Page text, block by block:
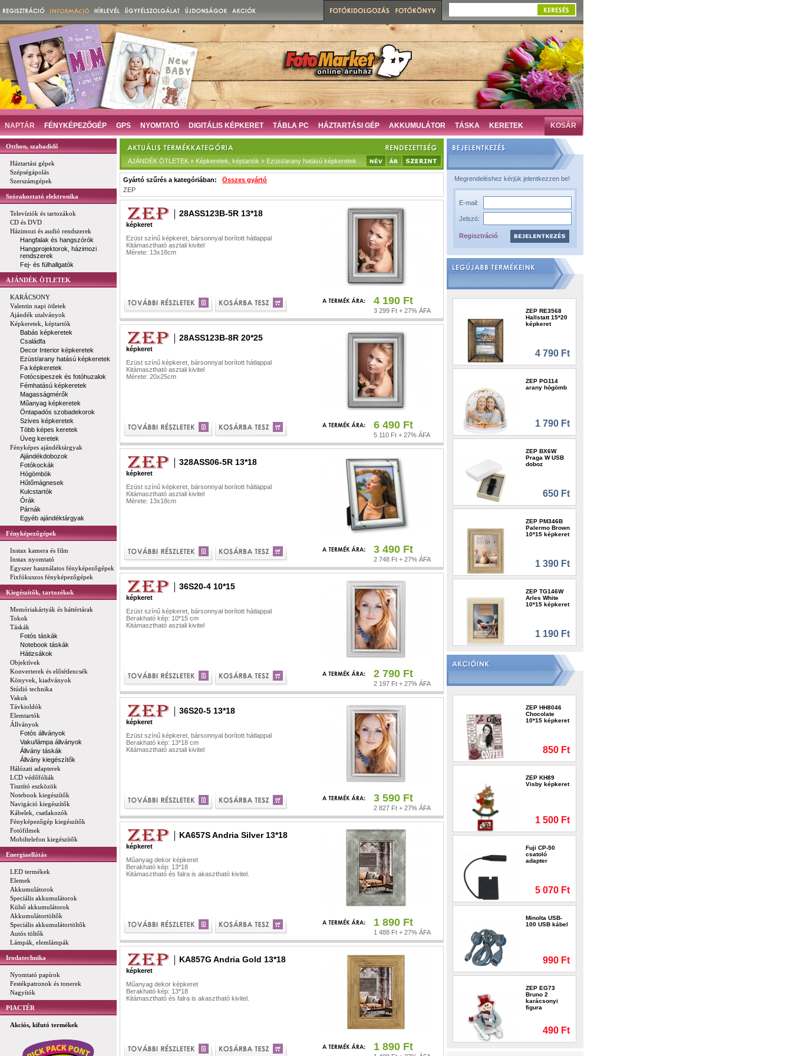
NAPTÁR FÉNYKÉPEZŐGÉP GPS NYOMTATÓ DIGITÁLIS KÉPKERET TÁBLA PC HÁZTARTÁSI GÉP AKKUMULÁTOR TÁSKA KERETEK KOSÁR
Otthon, szabadidő
Háztartási gépek
Szépségápolás
Szerszámgépek
Szórakoztató elektronika
Televíziók és tartozákok
CD és DVD
Házimozi és audió rendszerek
Hangfalak és hangszórók
Hangprojektorok, házimozi
rendszerek
Fej- és fülhallgatók
AJÁNDÉK ÖTLETEK
KARÁCSONY
Valentin napi ötletek
Ajándék utalványok
Képkeretek, képtartók
Babás képkeretek
Családfa
Decor Interior képkeretek
Ezüst/arany hatású képkeretek
Fa képkeretek
Fotócsipeszek és fotóhuzalok
Fémhatású képkeretek
Magasságmérők
Műanyag képkeretek
Öntapadós szobadekorok
Szives képkeretek
Több képes keretek
Üveg keretek
Fényképes ajándéktárgyak
Ajándékdobozok
Fotókockák
Hógömbök
Hűtőmágnesek
Kulcstartók
Órák
Párnák
Egyéb ajándéktárgyak
Fényképezőgépek
Instax kamera és film
Instax nyomtató
Egyszer használatos fényképezőgépek
Fixfókuszos fényképezőgépek
Kiegészítők, tartozékok
Memóriakártyák és háttértárak
Tokok
Táskák
Fotós táskák
Notebook táskák
Hátizsákok
Objektívek
Konverterek és előtétlencsék
Könyvek, kiadványok
Stúdió technika
Vakuk
Távkioldók
Elemtartók
Állványok
Fotós állványok
Vaku/lámpa állványok
Állvány táskák
Állvány kiegészítők
Hálózati adapterek
LCD védőfóliák
Tisztító eszközök
Notebook kiegészítők
Navigáció kiegészítők
Kábelek, csatlakozók
Fényképezőgép kiegészítők
Fotófilmek
Mobiltelefon kiegészítők
Energiaellátás
LED termékek
Elemek
Akkumulátorok
Speciális akkumulátorok
Külső akkumulátorok
Akkumulátortöltők
Speciális akkumulátortöltők
Autós töltők
Lámpák, elemlámpák
Irodatechnika
Nyomtató papírok
Festékpatronok és tonerek
Nagyítók
PIACTÉR
Akciós, kifutó termékek
AJÁNDÉK ÖTLETEK » Képkeretek, képtartók » Ezüst/arany hatású képkeretek
Gyártó szűrés a kategóriában: Összes gyártó
ZEP
28ASS123B-5R 13*18
képkeret
Ezüst színű képkeret, bársonnyal borított hátlappal
Kitámasztható asztali kivitel
Mérete: 13x18cm
4 190 Ft
3 299 Ft + 27% ÁFA
28ASS123B-8R 20*25
képkeret
Ezüst színű képkeret, bársonnyal borított hátlappal
Kitámasztható asztali kivitel
Mérete: 20x25cm
6 490 Ft
5 110 Ft + 27% ÁFA
328ASS06-5R 13*18
képkeret
Ezüst színű képkeret, bársonnyal borított hátlappal
Kitámasztható asztali kivitel
Mérete: 13x18cm
3 490 Ft
2 748 Ft + 27% ÁFA
36S20-4 10*15
képkeret
Ezüst színű képkeret, bársonnyal borított hátlappal
Berakható kép: 10*15 cm
Kitámasztható asztali kivitel
2 790 Ft
2 197 Ft + 27% ÁFA
36S20-5 13*18
képkeret
Ezüst színű képkeret, bársonnyal borított hátlappal
Berakható kép: 13*18 cm
Kitámasztható asztali kivitel
3 590 Ft
2 827 Ft + 27% ÁFA
KA657S Andria Silver 13*18
képkeret
Műanyag dekor képkeret
Berakható kép: 13*18
Kitámasztható és falra is akasztható kivitel.
1 890 Ft
1 488 Ft + 27% ÁFA
KA857G Andria Gold 13*18
képkeret
Műanyag dekor képkeret
Berakható kép: 13*18
Kitámasztható és falra is akasztható kivitel.
1 890 Ft
Megrendeléshez kérjük jelentkezzen be!
E-mail:
Jelszó:
Regisztráció
ZEP RE3568
Hallstatt 15*20
képkeret
4 790 Ft
ZEP PG114
arany hógömb
1 790 Ft
ZEP BX6W
Praga W USB
doboz
650 Ft
ZEP PM346B
Palermo Brown
10*15 képkeret
1 390 Ft
ZEP TG146W
Arles White
10*15 képkeret
1 190 Ft
ZEP HH8046
Chocolate
10*15 képkeret
850 Ft
ZEP KH89
Visby képkeret
1 500 Ft
Fuji CP-50
csatoló
adapter
5 070 Ft
Minolta USB-
100 USB kábel
990 Ft
ZEP EG73
Bruno 2
karácsonyi
figura
490 Ft